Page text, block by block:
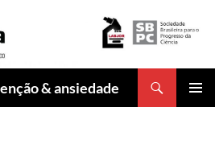
& ansiedade